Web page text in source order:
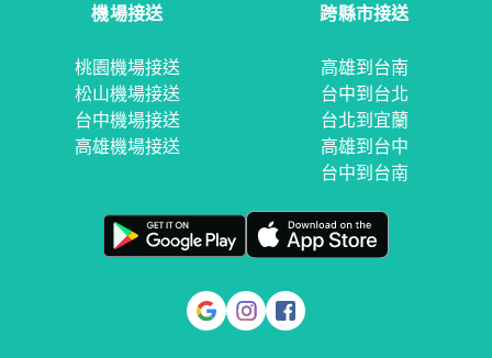
機場接送
桃園機場接送
松山機場接送
台中機場接送
高雄機場接送
跨縣市接送
高雄到台南
台中到台北
台北到宜蘭
高雄到台中
台中到台南